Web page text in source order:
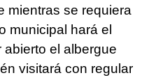
mientras se requiera
municipal hará el
el albergue
visitará con regular